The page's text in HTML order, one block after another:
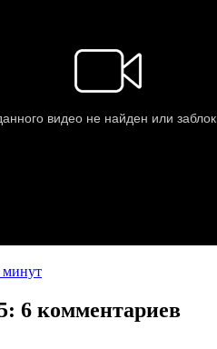
минут
: 6 комментариев